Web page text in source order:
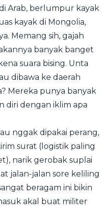
Arab, berlumpur kayak
kayak di Mongolia,
Memang sih, gajah
banyak banget
suara bising. Unta
dibawa ke daerah
Mereka punya banyak
diri dengan iklim apa
nggak dipakai perang,
surat (logistik paling
narik gerobak suplai
jalan-jalan sore keliling
beragam ini bikin
akal buat militer